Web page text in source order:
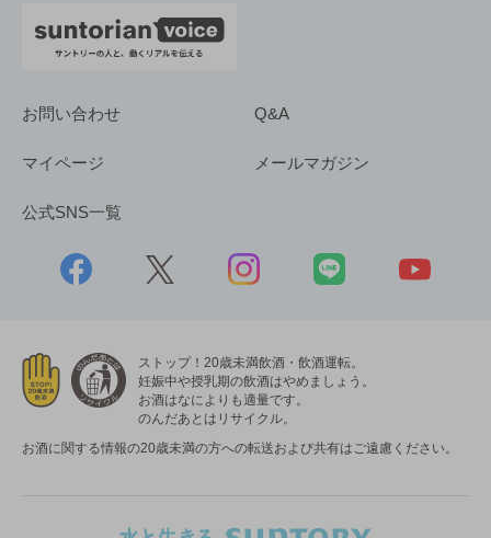
お問い合わせ Q&A
マイページ メールマガジン
公式SNS一覧
ストップ！20歳未満飲酒・飲酒運転。
妊娠中や授乳期の飲酒はやめましょう。
お酒はなによりも適量です。
のんだあとはリサイクル。
お酒に関する情報の20歳未満の方への転送および共有はご遠慮ください。